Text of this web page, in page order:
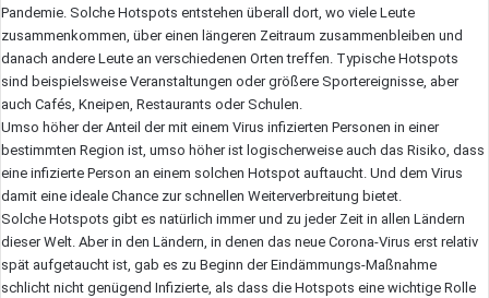
Pandemie. Solche Hotspots entstehen überall dort, wo viele Leute
zusammenkommen, über einen längeren Zeitraum zusammenbleiben und
danach andere Leute an verschiedenen Orten treffen. Typische Hotspots
sind beispielsweise Veranstaltungen oder größere Sportereignisse, aber
auch Cafés, Kneipen, Restaurants oder Schulen.
Umso höher der Anteil der mit einem Virus infizierten Personen in einer
bestimmten Region ist, umso höher ist logischerweise auch das Risiko, dass
eine infizierte Person an einem solchen Hotspot auftaucht. Und dem Virus
damit eine ideale Chance zur schnellen Weiterverbreitung bietet.
Solche Hotspots gibt es natürlich immer und zu jeder Zeit in allen Ländern
dieser Welt. Aber in den Ländern, in denen das neue Corona-Virus erst relativ
spät aufgetaucht ist, gab es zu Beginn der Eindämmungs-Maßnahme
schlicht nicht genügend Infizierte, als dass die Hotspots eine wichtige Rolle